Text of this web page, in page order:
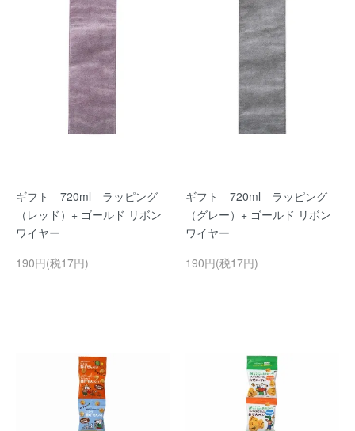
ギフト 720ml ラッピング
（レッド）+ ゴールド リボン
ワイヤー
190円(税17円)
ギフト 720ml ラッピング
（グレー）+ ゴールド リボン
ワイヤー
190円(税17円)